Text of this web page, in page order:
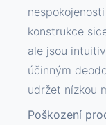
konstrukce
ale jsou
účinným
udržet nízkou
Poškození